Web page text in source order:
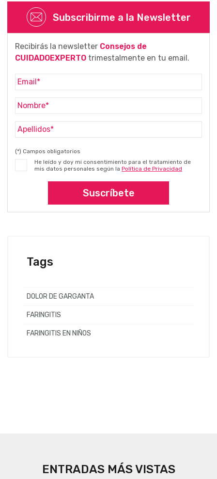
Subscribirme a la Newsletter
Recibirás la newsletter Consejos de
CUIDADOEXPERTO trimestalmente en tu email.
(*) Campos obligatorios
He leído y doy mi consentimiento para el tratamiento de
mis datos personales según la Política de Privacidad
Suscríbete
Tags
DOLOR DE GARGANTA
FARINGITIS
FARINGITIS EN NIÑOS
ENTRADAS MÁS VISTAS